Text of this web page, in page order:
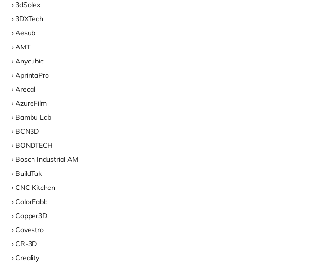
3dSolex
3DXTech
Aesub
AMT
Anycubic
AprintaPro
Arecal
AzureFilm
Bambu Lab
BCN3D
BONDTECH
Bosch Industrial AM
BuildTak
CNC Kitchen
ColorFabb
Copper3D
Covestro
CR-3D
Creality